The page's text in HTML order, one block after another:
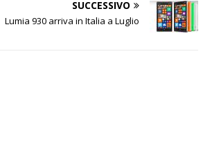
SUCCESSIVO
Lumia 930 arriva in Italia a Luglio